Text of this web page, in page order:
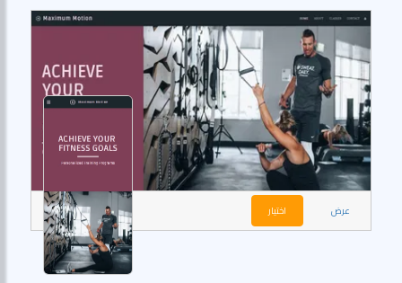
عرض اختيار